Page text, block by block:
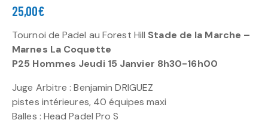
25,00€
Tournoi de Padel au Forest Hill Stade de la Marche –
Marnes La Coquette
P25 Hommes Jeudi 15 Janvier 8h30-16h00
Juge Arbitre : Benjamin DRIGUEZ
pistes intérieures, 40 équipes maxi
Balles : Head Padel Pro S